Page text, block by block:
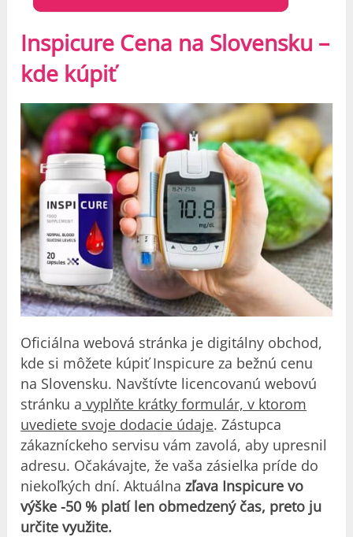
Inspicure Cena na Slovensku –
kde kúpiť
Oficiálna webová stránka je digitálny obchod,
kde si môžete kúpiť Inspicure za bežnú cenu
na Slovensku. Navštívte licencovanú webovú
stránku a vyplňte krátky formulár, v ktorom
uvediete svoje dodacie údaje. Zástupca
zákazníckeho servisu vám zavolá, aby upresnil
adresu. Očakávajte, že vaša zásielka príde do
niekoľkých dní. Aktuálnazľava Inspicure vo
výške -50 % platí len obmedzený čas, preto ju
určite využite.